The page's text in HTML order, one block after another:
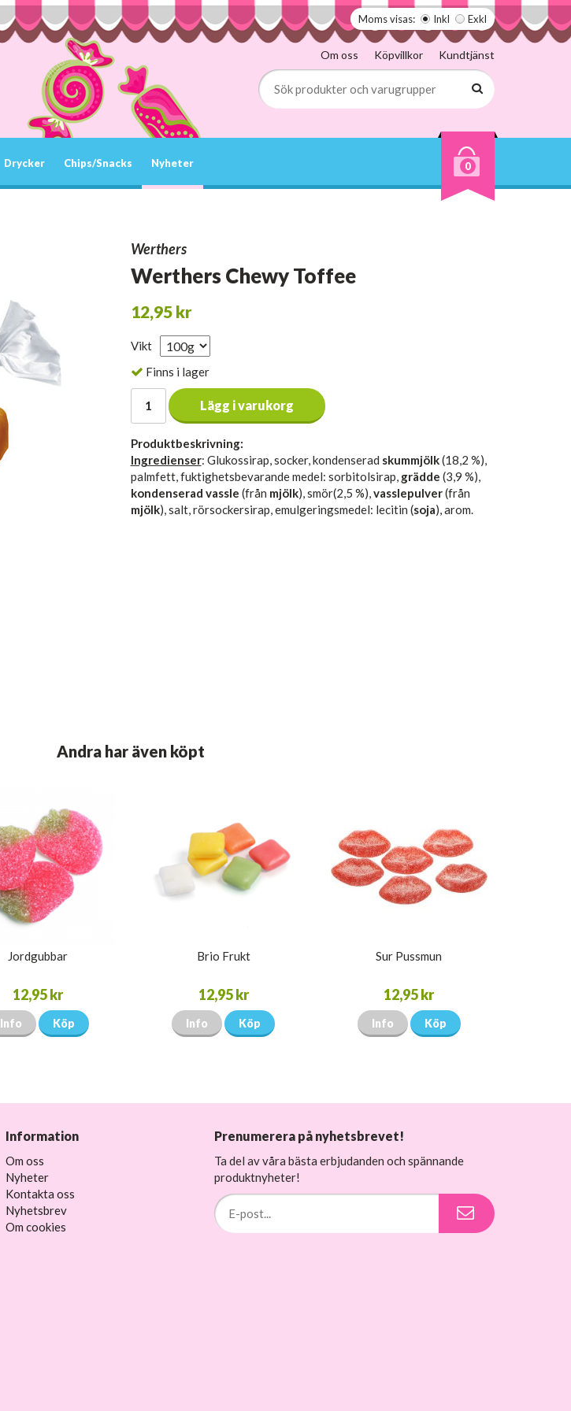
Moms visas: Inkl Exkl
Om oss Köpvillkor Kundtjänst
Drycker Chips/Snacks Nyheter 0
Werthers
Werthers Chewy Toffee
12,95 kr
Vikt
Finns i lager
Lägg i varukorg
Produktbeskrivning:
Ingredienser: Glukossirap, socker, kondenserad skummjölk(18,2 %),
palmfett, fuktighetsbevarande medel: sorbitolsirap, grädde (3,9 %),
kondenserad vassle (från mjölk), smör(2,5 %),vasslepulver(från
mjölk), salt, rörsockersirap, emulgeringsmedel: lecitin (soja), arom.
Andra har även köpt
Jordgubbar
12,95 kr
Info Köp
Brio Frukt
12,95 kr
Info Köp
Sur Pussmun
12,95 kr
Info Köp
Information
Om oss
Nyheter
Kontakta oss
Nyhetsbrev
Om cookies
Prenumerera på nyhetsbrevet!
Ta del av våra bästa erbjudanden och spännande
produktnyheter!